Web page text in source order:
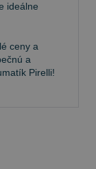
ideálne
ceny a
a
Pirelli!